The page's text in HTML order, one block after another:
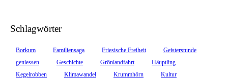
Schlagwörter
Borkum Familiensaga Friesische Freiheit
Geisterstunde
geniessen
Geschichte Grönlandfahrt
Häuptling
Kegelrobben
Klimawandel Krummhörn
Kultur